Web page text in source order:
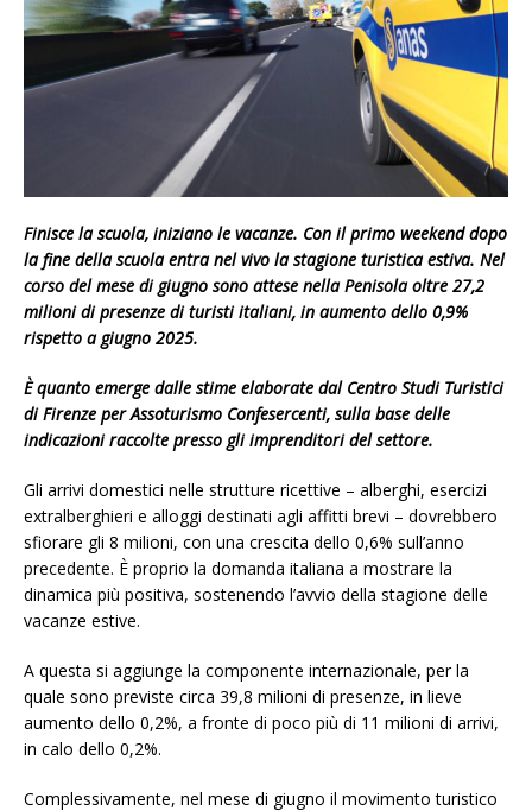
Finisce la scuola, iniziano le vacanze. Con il primo weekend dopo
la fine della scuola entra nel vivo la stagione turistica estiva. Nel
corso del mese di giugno sono attese nella Penisola oltre 27,2
milioni di presenze di turisti italiani, in aumento dello 0,9%
rispetto a giugno 2025.
È quanto emerge dalle stime elaborate dal Centro Studi Turistici
di Firenze per Assoturismo Confesercenti, sulla base delle
indicazioni raccolte presso gli imprenditori del settore.
Gli arrivi domestici nelle strutture ricettive – alberghi, esercizi
extralberghieri e alloggi destinati agli affitti brevi – dovrebbero
sfiorare gli 8 milioni, con una crescita dello 0,6% sull’anno
precedente. È proprio la domanda italiana a mostrare la
dinamica più positiva, sostenendo l’avvio della stagione delle
vacanze estive.
A questa si aggiunge la componente internazionale, per la
quale sono previste circa 39,8 milioni di presenze, in lieve
aumento dello 0,2%, a fronte di poco più di 11 milioni di arrivi,
in calo dello 0,2%.
Complessivamente, nel mese di giugno il movimento turistico